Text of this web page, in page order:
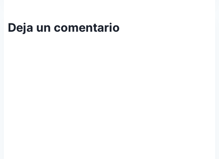
Deja un comentario